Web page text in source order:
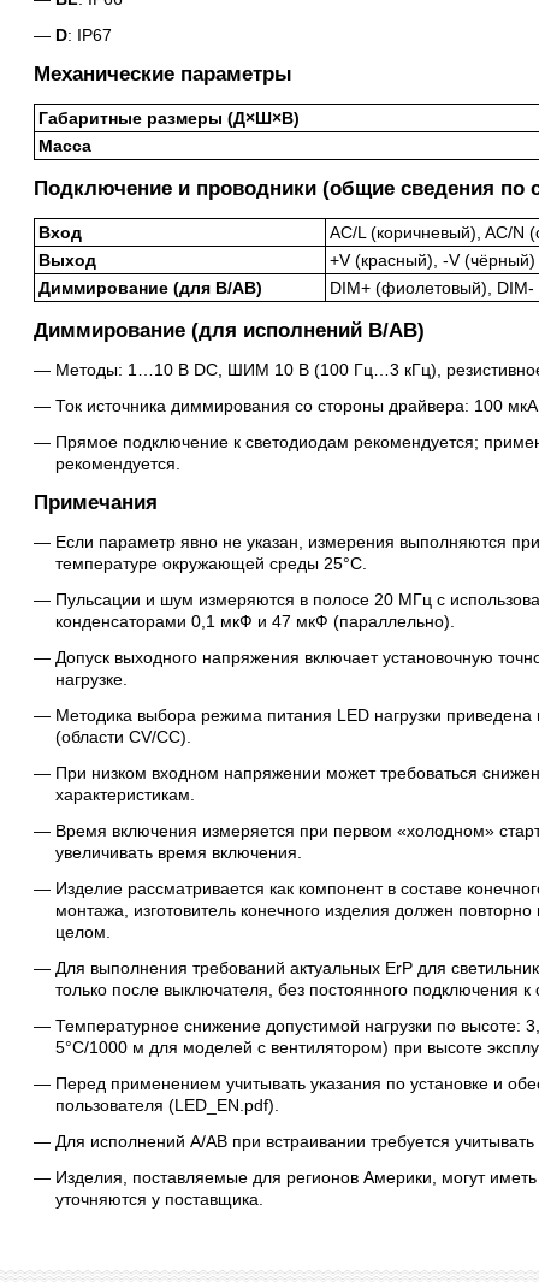
D: IP67
Механические параметры
Габаритные размеры (Д×Ш×В)
Масса
Подключение и проводники (общие сведения по
Вход
AC/L (коричневый), AC/N
Выход
+V (красный), -V (чёрный)
Диммирование (для B/AB)
DIM+ (фиолетовый), DIM-
Диммирование (для исполнений B/AB)
Методы: 1…10 В DC, ШИМ 10 В (100 Гц…3 кГц),
Ток источника диммирования со стороны драйвера: 100
Прямое подключение к светодиодам рекомендуется;
рекомендуется.
Примечания
Если параметр явно не указан, измерения выполняются
температуре окружающей среды 25°C.
Пульсации и шум измеряются в полосе 20 МГц с
конденсаторами 0,1 мкФ и 47 мкФ (параллельно).
Допуск выходного напряжения включает установочную
нагрузке.
Методика выбора режима питания LED нагрузки
(области CV/CC).
При низком входном напряжении может требоваться
характеристикам.
Время включения измеряется при первом «холодном»
увеличивать время включения.
Изделие рассматривается как компонент в составе
монтажа, изготовитель конечного изделия должен
целом.
Для выполнения требований актуальных ErP для
только после выключателя, без постоянного подключения к
Температурное снижение допустимой нагрузки по высоте:
5°C/1000 м для моделей с вентилятором) при высоте
Перед применением учитывать указания по установке и
пользователя (LED_EN.pdf).
Для исполнений A/AB при встраивании требуется
Изделия, поставляемые для регионов Америки, могут
уточняются у поставщика.